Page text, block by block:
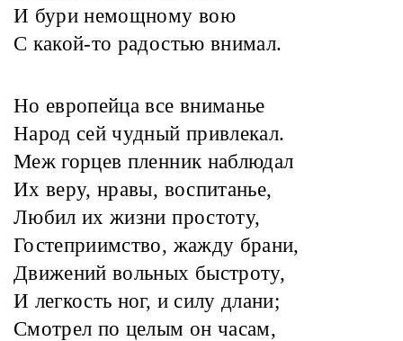
И бури немощному вою
С какой-то радостью внимал.
Но европейца все вниманье
Народ сей чудный привлекал.
Меж горцев пленник наблюдал
Их веру, нравы, воспитанье,
Любил их жизни простоту,
Гостеприимство, жажду брани,
Движений вольных быстроту,
И легкость ног, и силу длани;
Смотрел по целым он часам,